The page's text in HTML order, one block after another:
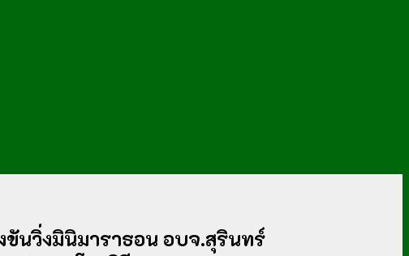
ขันวิ่งมินิมาราธอน อบจ.สุรินทร์